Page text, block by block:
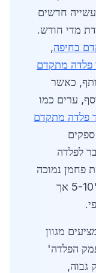
תעשייה חדשים
מדי חודש.
בחיפה,
פלדה מתקדם
כאשר
ערים כמו
פלדה מתקדם
מעבר לפלדה
פחמן נמוכה
יותר, מה שמגדיל את העלויות ב-5-10% אך
מגוון
הפלדה'
גבוה,